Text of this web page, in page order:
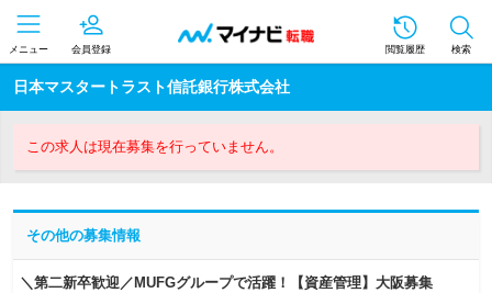
メニュー 会員登録 閲覧履歴 検索
日本マスタートラスト信託銀行株式会社
この求人は現在募集を行っていません。
その他の募集情報
＼第二新卒歓迎／MUFGグループで活躍！【資産管理】大阪募集